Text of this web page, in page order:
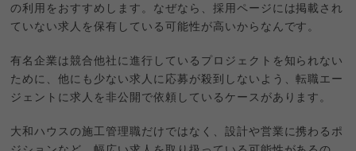
の利用をおすすめします。なぜなら、採用ページには掲載され
ていない求人を保有している可能性が高いからなんです。
有名企業は競合他社に進行しているプロジェクトを知られない
ために、他にも少ない求人に応募が殺到しないよう、転職エー
ジェントに求人を非公開で依頼しているケースがあります。
大和ハウスの施工管理職だけではなく、設計や営業に携わるポ